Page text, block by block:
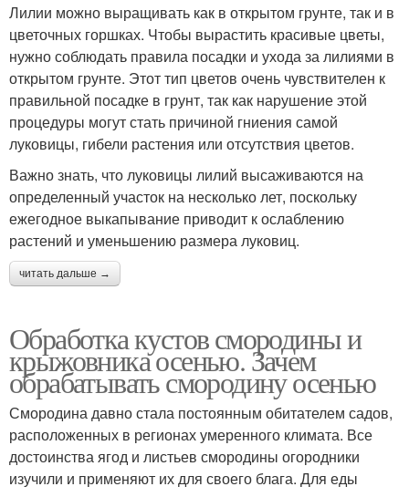
Лилии можно выращивать как в открытом грунте, так и в
цветочных горшках. Чтобы вырастить красивые цветы,
нужно соблюдать правила посадки и ухода за лилиями в
открытом грунте. Этот тип цветов очень чувствителен к
правильной посадке в грунт, так как нарушение этой
процедуры могут стать причиной гниения самой
луковицы, гибели растения или отсутствия цветов.
Важно знать, что луковицы лилий высаживаются на
определенный участок на несколько лет, поскольку
ежегодное выкапывание приводит к ослаблению
растений и уменьшению размера луковиц.
читать дальше →
Обработка кустов смородины и
крыжовника осенью. Зачем
обрабатывать смородину осенью
Смородина давно стала постоянным обитателем садов,
расположенных в регионах умеренного климата. Все
достоинства ягод и листьев смородины огородники
изучили и применяют их для своего блага. Для еды